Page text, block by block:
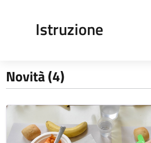
Istruzione
Novità (4)